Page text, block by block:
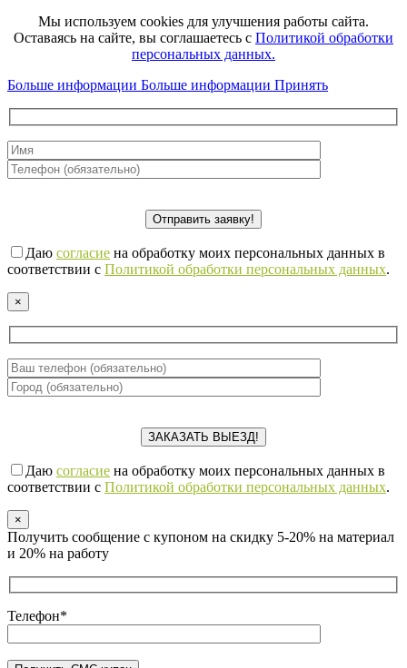
Мы используем cookies для улучшения работы сайта.
Оставаясь на сайте, вы соглашаетесь с Политикой обработки
персональных данных.
Больше информации Больше информации Принять
Даю согласие на обработку моих персональных данных в
соответствии с Политикой обработки персональных данных.
×
Даю согласие на обработку моих персональных данных в
соответствии с Политикой обработки персональных данных.
×
Получить сообщение с купоном на скидку 5-20% на материал
и 20% на работу
Телефон*